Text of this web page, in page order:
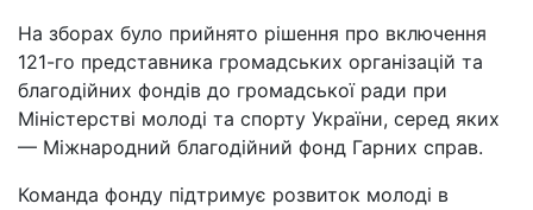
На зборах було прийнято рішення про включення
121-го представника громадських організацій та
благодійних фондів до громадської ради при
Міністерстві молоді та спорту України, серед яких
— Міжнародний благодійний фонд Гарних справ.
Команда фонду підтримує розвиток молоді в